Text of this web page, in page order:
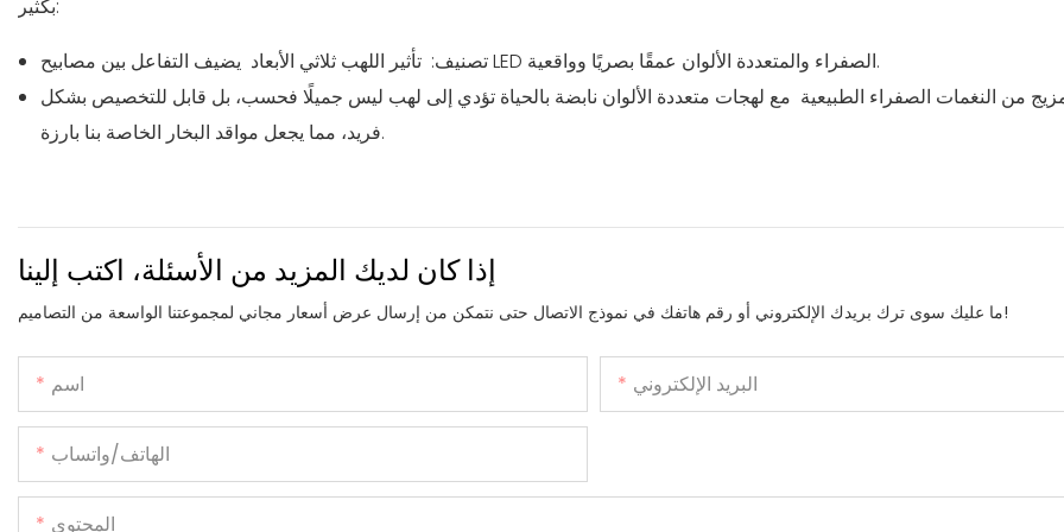
بكثير:
تصنيف: تأثير اللهب ثلاثي الأبعاد
يضيف التفاعل بين مصابيح LED الصفراء والمتعددة الألوان عمقًا بصريًا وواقعية.
من النغمات الصفراء الطبيعية مع لهجات متعددة الألوان نابضة بالحياة تؤدي إلى لهب ليس جميلًا فحسب، بل قابل للتخصيص بشكل
فريد، مما يجعل مواقد البخار الخاصة بنا بارزة.
إذا كان لديك المزيد من الأسئلة، اكتب إلينا
ما عليك سوى ترك بريدك الإلكتروني أو رقم هاتفك في نموذج الاتصال حتى نتمكن من إرسال عرض أسعار مجاني لمجموعتنا الواسعة من التصاميم!
اسم البريد الإلكتروني
الهاتف/واتساب
المحتوى